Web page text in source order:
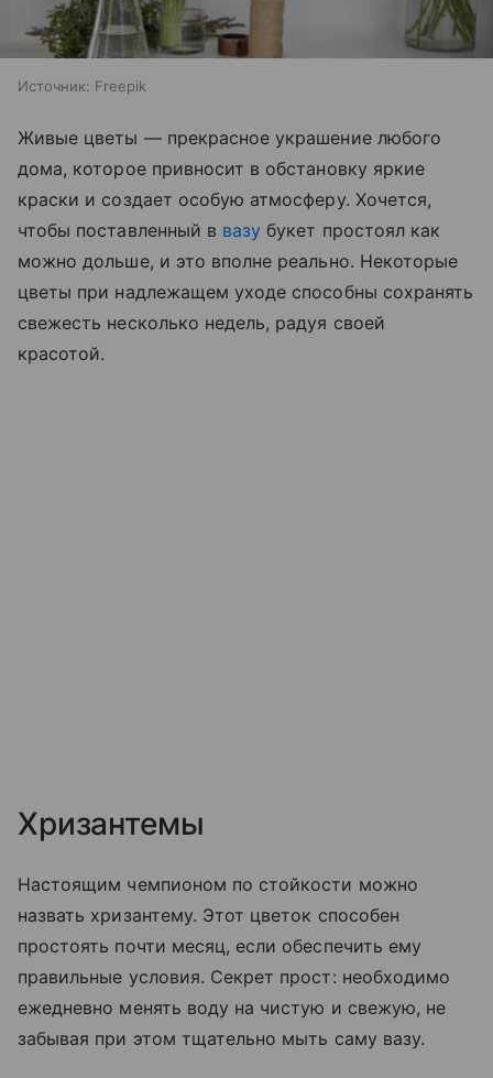
Источник: Freepik
Живые цветы — прекрасное украшение любого
дома, которое привносит в обстановку яркие
краски и создает особую атмосферу. Хочется,
чтобы поставленный в вазу букет простоял как
можно дольше, и это вполне реально. Некоторые
цветы при надлежащем уходе способны сохранять
свежесть несколько недель, радуя своей
красотой.
Хризантемы
Настоящим чемпионом по стойкости можно
назвать хризантему. Этот цветок способен
простоять почти месяц, если обеспечить ему
правильные условия. Секрет прост: необходимо
ежедневно менять воду на чистую и свежую, не
забывая при этом тщательно мыть саму вазу.